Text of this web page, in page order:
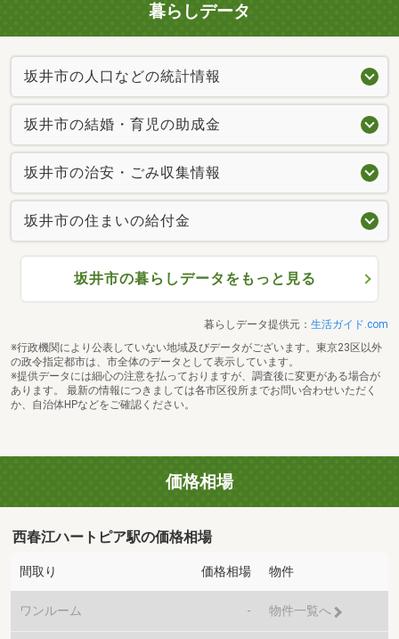
暮らしデータ
坂井市の人口などの統計情報
坂井市の結婚・育児の助成金
坂井市の治安・ごみ収集情報
坂井市の住まいの給付金
坂井市の暮らしデータをもっと見る
暮らしデータ提供元： 生活ガイド.com
※行政機関により公表していない地域及びデータがございます。東京23区以外
の政令指定都市は、市全体のデータとして表示しています。
※提供データには細心の注意を払っておりますが、調査後に変更がある場合が
あります。 最新の情報につきましては各市区役所までお問い合わせいただく
か、自治体HPなどをご確認ください。
価格相場
西春江ハートピア駅の価格相場
間取り 価格相場 物件
ワンルーム - 物件一覧へ